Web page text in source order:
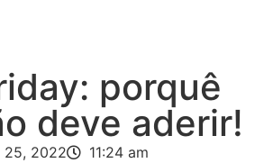
porquê
deve aderir!
25, 2022 11:24 am